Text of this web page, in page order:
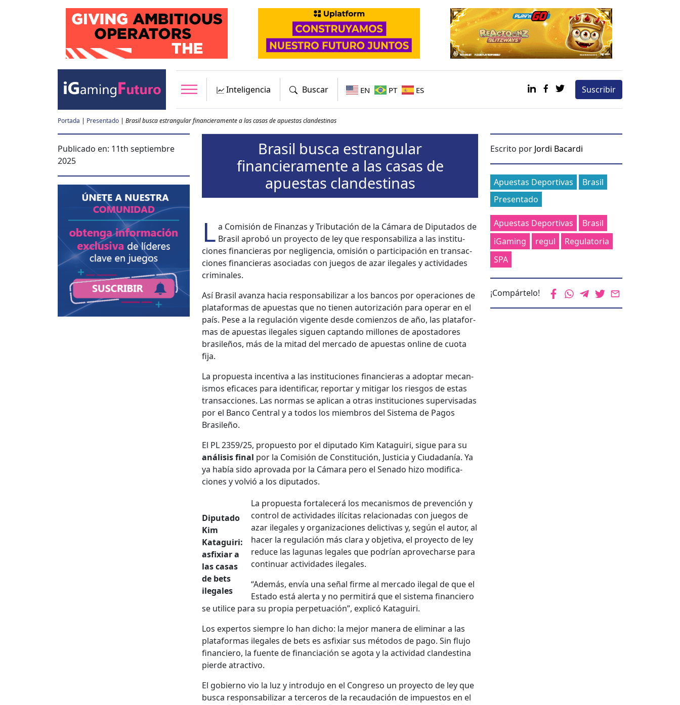
Inteligencia Buscar EN PT ES Suscribir
Portada | Presentado | Brasil busca estrangular financieramente a las casas de apuestas clandestinas
Brasil busca estrangular
financieramente a las casas de
apuestas clandestinas
L a Comisión de Finan­zas y Trib­utación de la Cámara de Diputa­dos de
Brasil aprobó un proyec­to de ley que respon­s­abi­liza a las insti­tu­
ciones financieras por neg­li­gen­cia, omisión o par­tic­i­pación en transac­
ciones financieras aso­ci­adas con jue­gos de azar ile­gales y activi­dades
crim­i­nales.
Así Brasil avan­za hacia respon­s­abi­lizar a los ban­cos por opera­ciones de
platafor­mas de apues­tas que no tienen autor­ización para oper­ar en el
país. Pese a la reg­u­lación vigente des­de comien­zos de año, las platafor­
mas de apues­tas ile­gales siguen cap­tan­do mil­lones de apos­ta­dores
brasileños, más de la mitad del mer­ca­do de apues­tas online de cuo­ta
fija.
La prop­ues­ta incen­ti­va a las insti­tu­ciones financieras a adop­tar mecan­
is­mos efi­caces para iden­ti­ficar, repor­tar y mit­i­gar los ries­gos de estas
transac­ciones. Las nor­mas se apli­can a otras insti­tu­ciones super­visadas
por el Ban­co Cen­tral y a todos los miem­bros del Sis­tema de Pagos
Brasileño.
El PL 2359/25, prop­uesto por el diputa­do Kim Kataguiri, sigue para su
análi­sis final por la Comisión de Con­sti­tu­ción, Jus­ti­cia y Ciu­dadanía. Ya
ya había sido aprova­da por la Cámara pero el Sena­do hizo mod­i­fi­ca­
ciones y volvió a los diputa­dos.
Diputa­do
Kim
Kataguiri:
asfix­i­ar a
las casas
de bets
ile­gales
La prop­ues­ta for­t­ale­cerá los mecan­is­mos de pre­ven­ción y
con­trol de activi­dades ilíc­i­tas rela­cionadas con jue­gos de
azar ile­gales y orga­ni­za­ciones delic­ti­vas y, según el autor, al
hac­er la reg­u­lación más clara y obje­ti­va, el proyec­to de ley
reduce las lagu­nas legales que podrían aprovecharse para
con­tin­uar activi­dades ile­gales.
“Además, envía una señal firme al mer­ca­do ile­gal de que el
Esta­do está aler­ta y no per­mi­tirá que el sis­tema financiero
se util­ice para su propia per­pet­uación”, explicó Kataguiri.
Los exper­tos siem­pre lo han dicho: la mejor man­era de elim­i­nar a las
platafor­mas ile­gales de bets es asfix­i­ar sus méto­dos de pago. Sin flu­jo
financiero, la fuente de finan­ciación se ago­ta y la activi­dad clan­des­ti­na
pierde atrac­ti­vo.
El gob­ier­no vio la luz y intro­du­jo en el Con­gre­so un proyec­to de ley que
bus­ca respon­s­abi­lizar a ter­ceros de la recau­dación de impuestos en el
Publicado en: 11th septiembre
2025
Escrito por Jordi Bacardi
Categories
Apuestas Deportivas
Brasil
Presentado
Apuestas Deportivas
Brasil
iGaming
regul
Regulatoria
SPA
¡Compártelo!